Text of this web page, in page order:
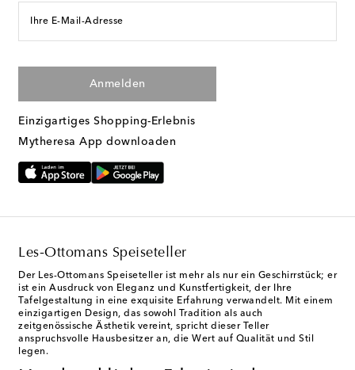
Ihre E-Mail-Adresse
Anmelden
Einzigartiges Shopping-Erlebnis
Mytheresa App downloaden
Les-Ottomans Speiseteller
Der Les-Ottomans Speiseteller ist mehr als nur ein Geschirrstück; er
ist ein Ausdruck von Eleganz und Kunstfertigkeit, der Ihre
Tafelgestaltung in eine exquisite Erfahrung verwandelt. Mit einem
einzigartigen Design, das sowohl Tradition als auch
zeitgenössische Ästhetik vereint, spricht dieser Teller
anspruchsvolle Hausbesitzer an, die Wert auf Qualität und Stil
legen.